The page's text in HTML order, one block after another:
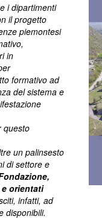
i dipartimenti
il progetto
piemontesi
in
formativo ad
del sistema e
questo
un palinsesto
di settore e
orientati
infatti, ad
disponibili.